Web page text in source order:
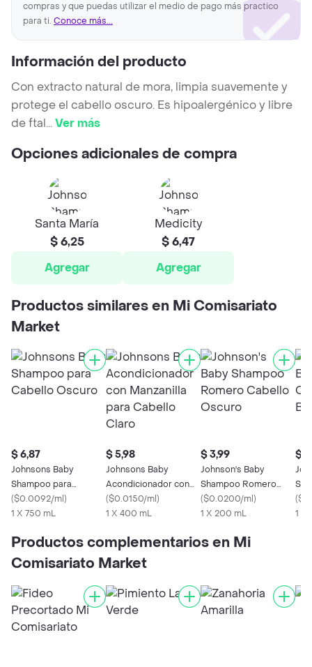
compras y que puedas utilizar el medio de pago más practico
para ti. Conoce más...
Información del producto
Con extracto natural de mora, limpia suavemente y
protege el cabello oscuro. Es hipoalergénico y libre
de ftal...Ver más
Opciones adicionales de compra
Santa María
$ 6,25
Agregar
Medicity
$ 6,47
Agregar
Productos similares en Mi Comisariato
Market
$ 6,87
Johnsons Baby
Shampoo para
Cabello Oscuro
($0.0092/ml)
1 X 750 mL
$ 5,98
Johnsons Baby
Acondicionador con
Manzanilla para
Cabello Claro
($0.0150/ml)
1 X 400 mL
$ 3,99
Johnson's Baby
Shampoo Romero
Cabello Oscuro
($0.0200/ml)
1 X 200 mL
$
(
1 X
Productos complementarios en Mi
Comisariato Market